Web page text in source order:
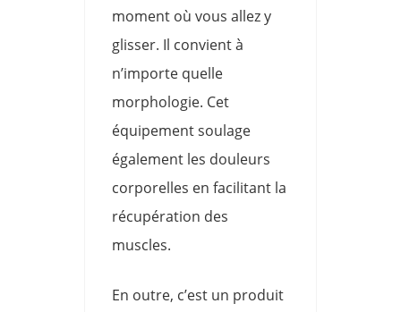
moment où vous allez y
glisser. Il convient à
n’importe quelle
morphologie. Cet
équipement soulage
également les douleurs
corporelles en facilitant la
récupération des
muscles.
En outre, c’est un produit